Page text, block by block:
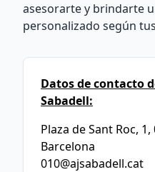
asesorarte y brindarte
personalizado según
Datos de contacto
Sabadell:
Plaza de Sant Roc,
Barcelona
010@ajsabadell.cat